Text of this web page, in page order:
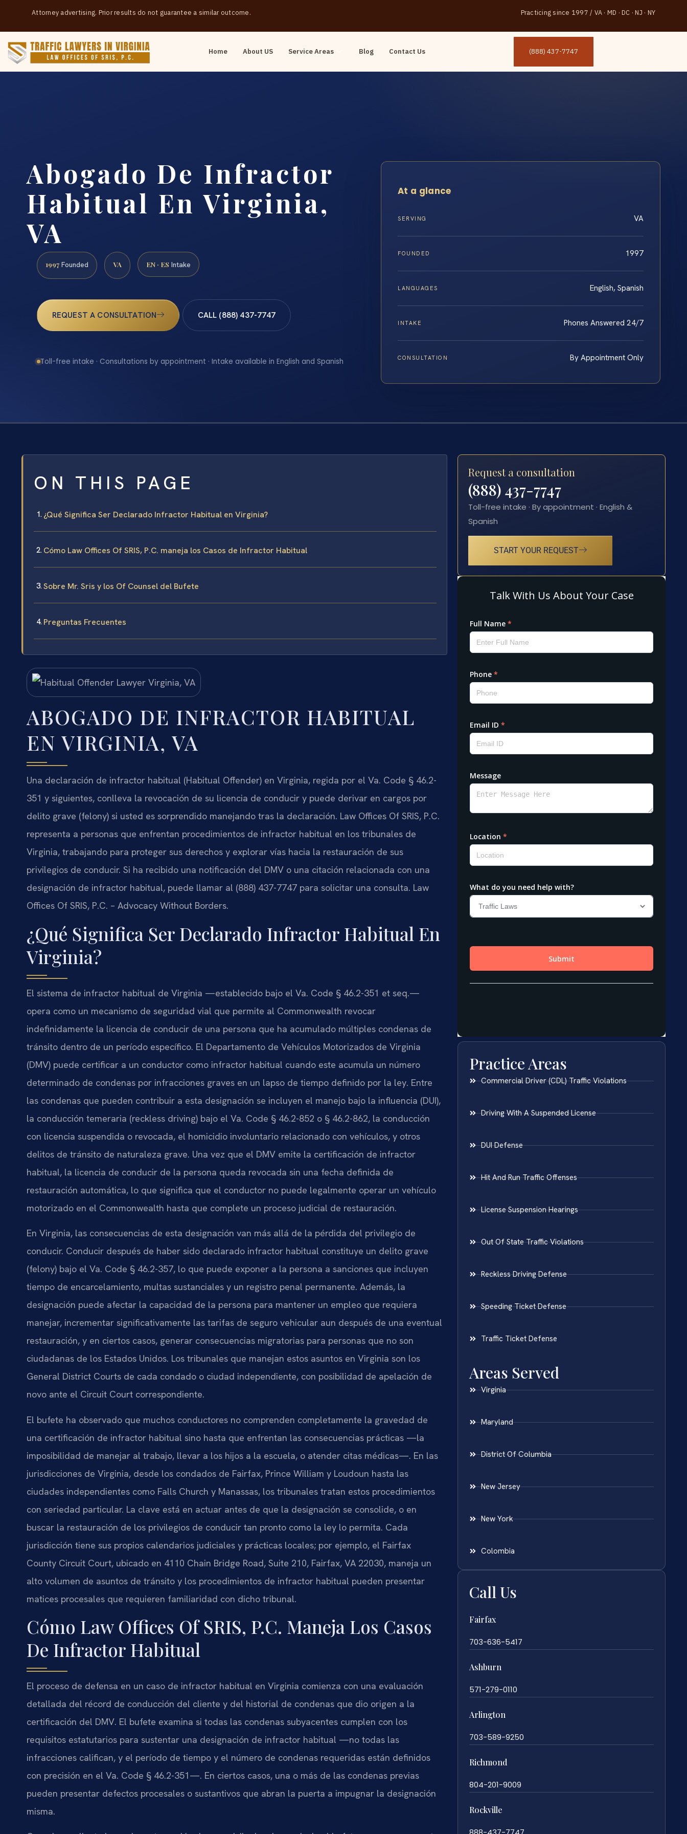
Attorney advertising. Prior results do not guarantee a similar outcome. Practicing since 1997 / VA · MD · DC · NJ · NY
Home About US Service Areas Blog Contact Us (888) 437-7747
Abogado De Infractor
Habitual En Virginia,
VA
1997 Founded VA EN · ES Intake
REQUEST A CONSULTATION CALL (888) 437-7747
Toll-free intake · Consultations by appointment · Intake available in English and Spanish
At a glance
SERVING VA
FOUNDED 1997
LANGUAGES English, Spanish
INTAKE Phones Answered 24/7
CONSULTATION By Appointment Only
ON THIS PAGE
¿Qué Significa Ser Declarado Infractor Habitual en Virginia?
Cómo Law Offices Of SRIS, P.C. maneja los Casos de Infractor Habitual
Sobre Mr. Sris y los Of Counsel del Bufete
Preguntas Frecuentes
ABOGADO DE INFRACTOR HABITUAL
EN VIRGINIA, VA
Una declaración de infractor habitual (Habitual Offender) en Virginia, regida por el Va. Code § 46.2-
351 y siguientes, conlleva la revocación de su licencia de conducir y puede derivar en cargos por
delito grave (felony) si usted es sorprendido manejando tras la declaración. Law Offices Of SRIS, P.C.
representa a personas que enfrentan procedimientos de infractor habitual en los tribunales de
Virginia, trabajando para proteger sus derechos y explorar vías hacia la restauración de sus
privilegios de conducir. Si ha recibido una notificación del DMV o una citación relacionada con una
designación de infractor habitual, puede llamar al (888) 437-7747 para solicitar una consulta. Law
Offices Of SRIS, P.C. – Advocacy Without Borders.
¿Qué Significa Ser Declarado Infractor Habitual En
Virginia?
El sistema de infractor habitual de Virginia —establecido bajo el Va. Code § 46.2-351 et seq.—
opera como un mecanismo de seguridad vial que permite al Commonwealth revocar
indefinidamente la licencia de conducir de una persona que ha acumulado múltiples condenas de
tránsito dentro de un período específico. El Departamento de Vehículos Motorizados de Virginia
(DMV) puede certificar a un conductor como infractor habitual cuando este acumula un número
determinado de condenas por infracciones graves en un lapso de tiempo definido por la ley. Entre
las condenas que pueden contribuir a esta designación se incluyen el manejo bajo la influencia (DUI),
la conducción temeraria (reckless driving) bajo el Va. Code § 46.2-852 o § 46.2-862, la conducción
con licencia suspendida o revocada, el homicidio involuntario relacionado con vehículos, y otros
delitos de tránsito de naturaleza grave. Una vez que el DMV emite la certificación de infractor
habitual, la licencia de conducir de la persona queda revocada sin una fecha definida de
restauración automática, lo que significa que el conductor no puede legalmente operar un vehículo
motorizado en el Commonwealth hasta que complete un proceso judicial de restauración.
En Virginia, las consecuencias de esta designación van más allá de la pérdida del privilegio de
conducir. Conducir después de haber sido declarado infractor habitual constituye un delito grave
(felony) bajo el Va. Code § 46.2-357, lo que puede exponer a la persona a sanciones que incluyen
tiempo de encarcelamiento, multas sustanciales y un registro penal permanente. Además, la
designación puede afectar la capacidad de la persona para mantener un empleo que requiera
manejar, incrementar significativamente las tarifas de seguro vehicular aun después de una eventual
restauración, y en ciertos casos, generar consecuencias migratorias para personas que no son
ciudadanas de los Estados Unidos. Los tribunales que manejan estos asuntos en Virginia son los
General District Courts de cada condado o ciudad independiente, con posibilidad de apelación de
novo ante el Circuit Court correspondiente.
El bufete ha observado que muchos conductores no comprenden completamente la gravedad de
una certificación de infractor habitual sino hasta que enfrentan las consecuencias prácticas —la
imposibilidad de manejar al trabajo, llevar a los hijos a la escuela, o atender citas médicas—. En las
jurisdicciones de Virginia, desde los condados de Fairfax, Prince William y Loudoun hasta las
ciudades independientes como Falls Church y Manassas, los tribunales tratan estos procedimientos
con seriedad particular. La clave está en actuar antes de que la designación se consolide, o en
buscar la restauración de los privilegios de conducir tan pronto como la ley lo permita. Cada
jurisdicción tiene sus propios calendarios judiciales y prácticas locales; por ejemplo, el Fairfax
County Circuit Court, ubicado en 4110 Chain Bridge Road, Suite 210, Fairfax, VA 22030, maneja un
alto volumen de asuntos de tránsito y los procedimientos de infractor habitual pueden presentar
matices procesales que requieren familiaridad con dicho tribunal.
Cómo Law Offices Of SRIS, P.C. Maneja Los Casos
De Infractor Habitual
El proceso de defensa en un caso de infractor habitual en Virginia comienza con una evaluación
detallada del récord de conducción del cliente y del historial de condenas que dio origen a la
certificación del DMV. El bufete examina si todas las condenas subyacentes cumplen con los
requisitos estatutarios para sustentar una designación de infractor habitual —no todas las
infracciones califican, y el período de tiempo y el número de condenas requeridas están definidos
con precisión en el Va. Code § 46.2-351—. En ciertos casos, una o más de las condenas previas
pueden presentar defectos procesales o sustantivos que abran la puerta a impugnar la designación
misma.
Request a consultation
(888) 437-7747
Toll-free intake · By appointment · English &
Spanish
START YOUR REQUEST
Practice Areas
Commercial Driver (CDL) Traffic Violations
Driving With A Suspended License
DUI Defense
Hit And Run Traffic Offenses
License Suspension Hearings
Out Of State Traffic Violations
Reckless Driving Defense
Speeding Ticket Defense
Traffic Ticket Defense
Areas Served
Virginia
Maryland
District Of Columbia
New Jersey
New York
Colombia
Call Us
Fairfax
703-636-5417
Ashburn
571-279-0110
Arlington
703-589-9250
Richmond
804-201-9009
Rockville